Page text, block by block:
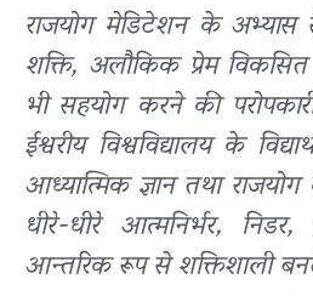
राजयोग मेडिटेशन के अभ्यास
शक्ति, अलौकिक प्रेम
भी सहयोग करने की
ईश्वरीय विश्वविद्यालय के
आध्यात्मिक ज्ञान तथा
धीरे-धीरे आत्मनिर्भर,
आन्तरिक रूप से शक्तिशाली